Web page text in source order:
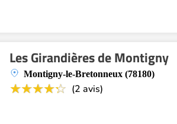
Les Girandières de Montigny
Montigny-le-Bretonneux (78180)
(2 avis)